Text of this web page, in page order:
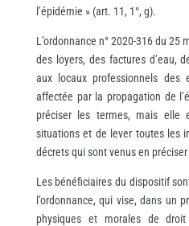
l’épidémie » (art. 11, 1°, g).
L’ordonnance n° 2020-316 du
des loyers, des factures d’eau,
aux locaux professionnels des
affectée par la propagation de
préciser les termes, mais
situations et de lever toutes les
décrets qui sont venus en
Les bénéficiaires du dispositif
l’ordonnance, qui vise, dans un
physiques et morales de